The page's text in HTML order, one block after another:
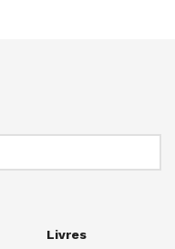
Livres